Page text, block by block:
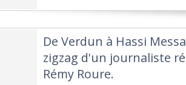
‎De Verdun à Hassi
zigzag d'un journaliste
Rémy Roure.‎